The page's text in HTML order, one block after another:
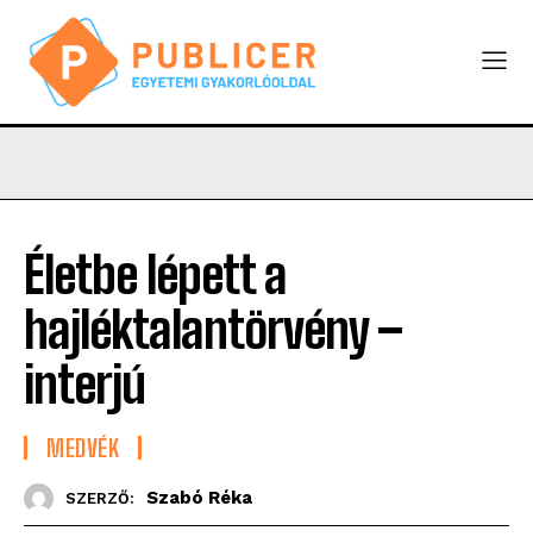
Életbe lépett a
hajléktalantörvény –
interjú
MEDVÉK
SZERZŐ: Szabó Réka